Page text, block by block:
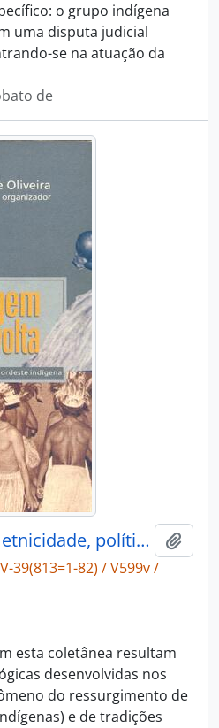
o grupo indígena
uma disputa judicial
se na atuação da
de
A viagem da volta: etnicidade, política e reelaboração cultural no Nordeste indígena.
39(813=1-82) / V599v /
esta coletânea resultam
desenvolvidas nos
do ressurgimento de
e de tradições